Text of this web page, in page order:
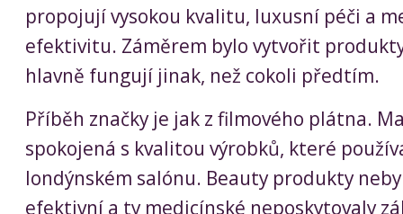
propojují vysokou kvalitu, luxusní péči a
efektivitu. Záměrem bylo vytvořit
hlavně fungují jinak, než cokoli předtím.
Příběh značky je jak z filmového plátna.
spokojená s kvalitou výrobků, které
londýnském salónu. Beauty produkty
efektivní a ty medicínské neposkytovaly